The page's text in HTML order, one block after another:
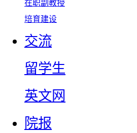
在职副教授
培育建设
交流
留学生
英文网
院报